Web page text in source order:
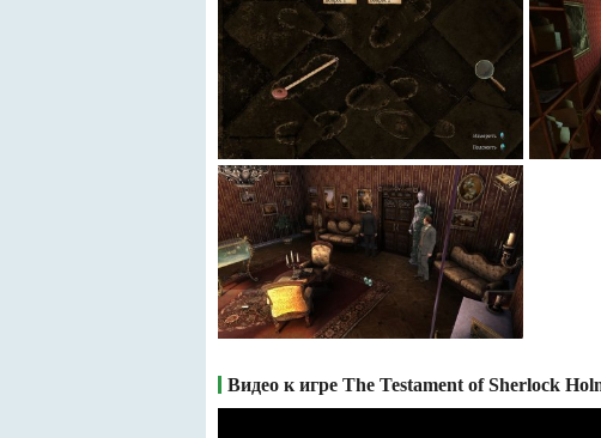
Видео к игре The Testament of Sherlock